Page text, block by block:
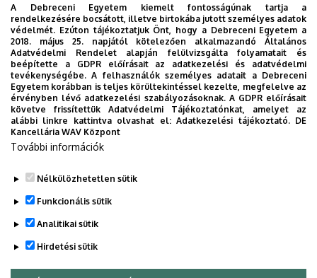
2026. augusztus 4.
A hőség árnyékában az agrárium
AGRÁRTUDOMÁNY
A Debreceni Egyetem kiemelt fontosságúnak tartja a
rendelkezésére bocsátott, illetve birtokába jutott személyes adatok
védelmét. Ezúton tájékoztatjuk Önt, hogy a Debreceni Egyetem a
2018. május 25. napjától kötelezően alkalmazandó Általános
Adatvédelmi Rendelet alapján felülvizsgálta folyamatait és
beépítette a GDPR előírásait az adatkezelési és adatvédelmi
tevékenységébe. A felhasználók személyes adatait a Debreceni
Egyetem korábban is teljes körültekintéssel kezelte, megfelelve az
érvényben lévő adatkezelési szabályozásoknak. A GDPR előírásait
követve frissítettük Adatvédelmi Tájékoztatónkat, amelyet az
alábbi linkre kattintva olvashat el:Adatkezelési tájékoztató. DE
Kancellária WAV Központ
További információk
Nélkülözhetetlen sütik
Funkcionális sütik
Analitikai sütik
Hirdetési sütik